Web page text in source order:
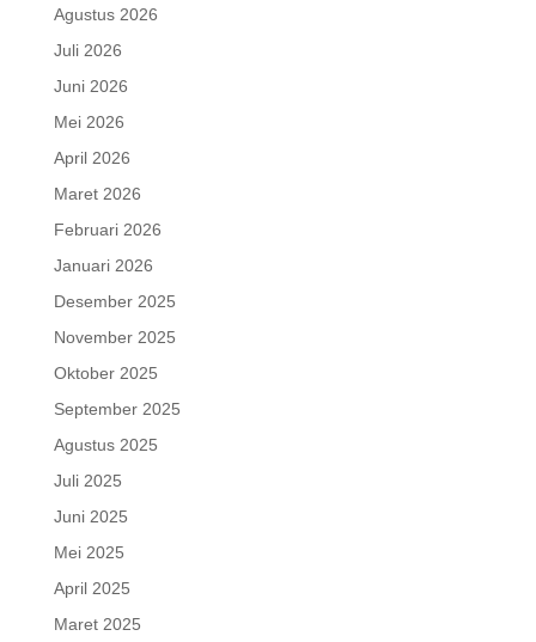
Agustus 2026
Juli 2026
Juni 2026
Mei 2026
April 2026
Maret 2026
Februari 2026
Januari 2026
Desember 2025
November 2025
Oktober 2025
September 2025
Agustus 2025
Juli 2025
Juni 2025
Mei 2025
April 2025
Maret 2025